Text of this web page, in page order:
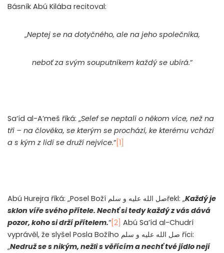
Básník Abú Kilába recitoval:
„Neptej se na dotyčného, ale na jeho společníka,
neboť za svým souputníkem každý se ubírá.“
Sa‘íd al-A’meš říká: „Selef se neptali o někom více, než na
tři – na člověka, se kterým se prochází, ke kterému vchází
a s kým z lidí se druží nejvíce.“ [1]
Abú Hurejra říká: „Posel Boží صل الله عليه و سلمřekl: „Každý je
sklon víře svého přítele. Nechť si tedy každý z vás dává
pozor, koho si drží přítelem.“ [2] Abú Sa’íd al-Chudrí
vyprávěl, že slyšel Posla Božího صل الله عليه و سلم říci:
„Nedruž se s nikým, nežli s věřícím a nechť tvé jídlo nejí